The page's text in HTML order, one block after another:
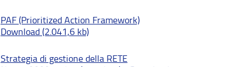
PAF (Prioritized Action Framework)
Download (2.041,6 kb)
Strategia di gestione della RETE